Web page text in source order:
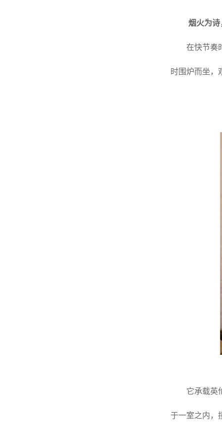
烟火为诗
在快节奏
时围炉而坐，
它承载英
于一室之内，